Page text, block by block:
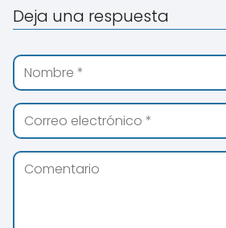
Deja una respuesta